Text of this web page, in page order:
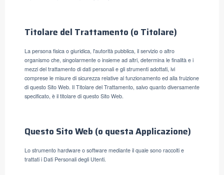
Titolare del Trattamento (o Titolare)
La persona fisica o giuridica, l'autorità pubblica, il servizio o altro
organismo che, singolarmente o insieme ad altri, determina le finalità e i
mezzi del trattamento di dati personali e gli strumenti adottati, ivi
comprese le misure di sicurezza relative al funzionamento ed alla fruizione
di questo Sito Web. Il Titolare del Trattamento, salvo quanto diversamente
specificato, è il titolare di questo Sito Web.
Questo Sito Web (o questa Applicazione)
Lo strumento hardware o software mediante il quale sono raccolti e
trattati i Dati Personali degli Utenti.